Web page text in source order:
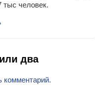
тыс человек.
два
комментарий.